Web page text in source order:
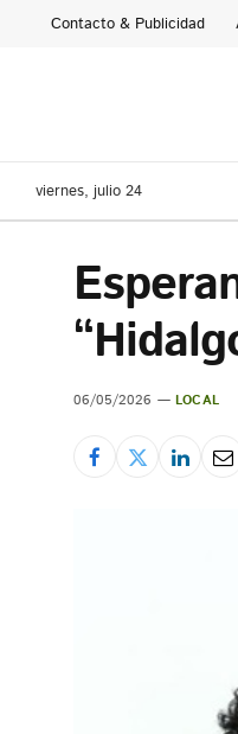
Contacto & Publicidad
viernes, julio 24
06/05/2026 LOCAL